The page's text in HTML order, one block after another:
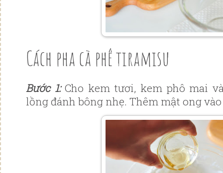
Cách pha cà phê tiramisu
Bước 1:Cho kem tươi, kem phô mai
lồng đánh bông nhẹ. Thêm mật ong